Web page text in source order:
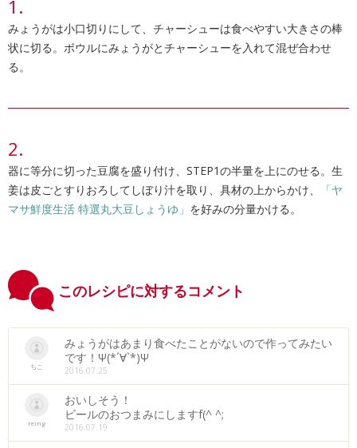
みょうがは小口切りにして、チャーシューは食べやすい大きさの棒
状に切る。ボウルにみょうがとチャーシューを入れて混ぜ合わせ
る。
器に等分に切った豆腐を盛り付け、STEP1の半量を上にのせる。生
姜は皮ごとすりおろしてしぼり汁を取り、具材の上からかけ、
「ヤ
マサ鮮度生活 特選丸大豆しょうゆ」 を好みの分量かける。
このレシピに対するコメント
ちこ
みょうがはあまり食べたことがないので作ってみたい
です！Ψ(*´∀`*)Ψ
2016.07.25
reing
おいしそう！
ビールのおつまみにしますf(^ ^;
2016.07.19